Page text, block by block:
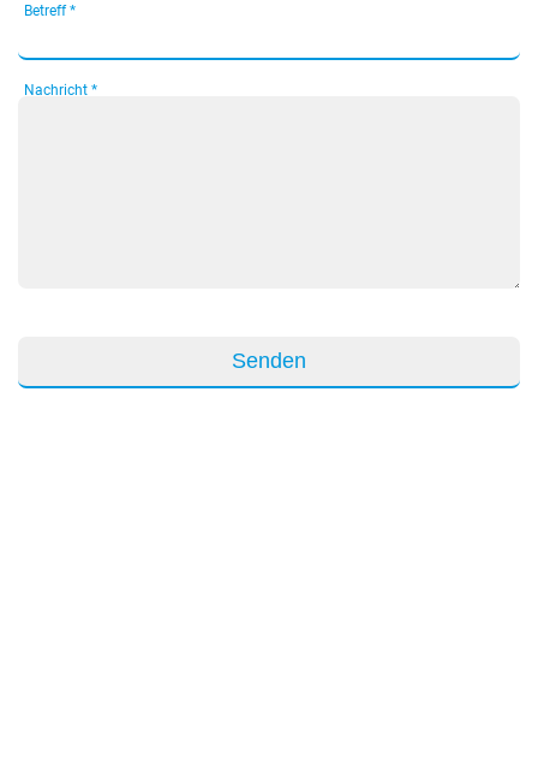
Betreff *
Nachricht *